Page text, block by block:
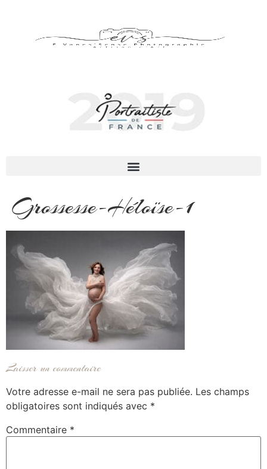
Grossesse-Héloïse-1
Laisser un commentaire
Votre adresse e-mail ne sera pas publiée. Les champs
obligatoires sont indiqués avec *
Commentaire *